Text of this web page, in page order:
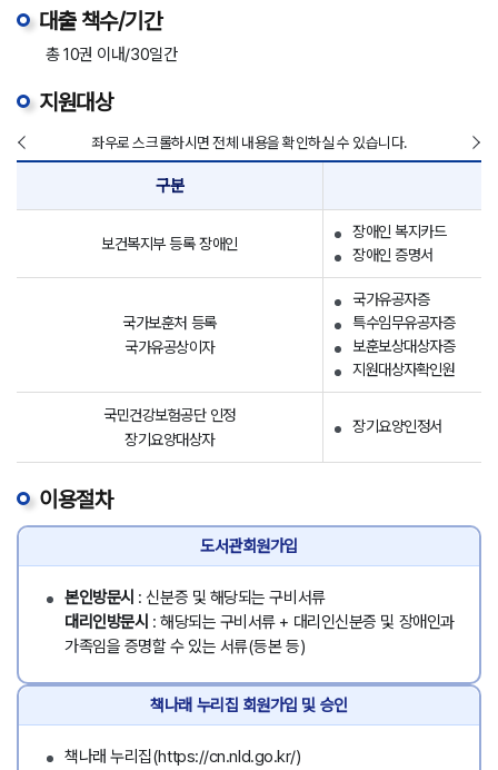
대출 책수/기간
총 10권 이내/30일간
지원대상
좌우로 스크롤하시면 전체 내용을 확인하실 수 있습니다.
구분
보건복지부 등록 장애인
장애인 복지카드
장애인 증명서
국가보훈처 등록
국가유공상이자
국가유공자증
특수임무유공자증
보훈보상대상자증
지원대상자확인원
국민건강보험공단 인정
장기요양대상자
장기요양인정서
이용절차
도서관회원가입
본인방문시 : 신분증 및 해당되는 구비서류
대리인방문시 : 해당되는 구비서류 + 대리인신분증 및 장애인과
가족임을 증명할 수 있는 서류(등본 등)
책나래 누리집 회원가입 및 승인
책나래 누리집(https://cn.nld.go.kr/)